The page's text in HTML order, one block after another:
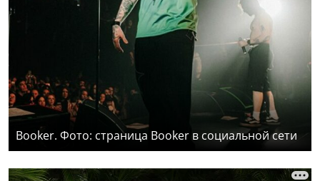
Booker. Фото: страница Booker в социальной сети